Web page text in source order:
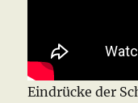
Eindrücke der